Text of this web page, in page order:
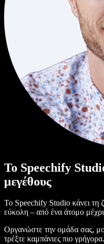
Το Speechify
μεγέθους
Το Speechify Studio κάνει τη
εύκολη – από ένα άτομο μέχρι
Οργανώστε την ομάδα σας,
τρέξτε καμπάνιες πιο γρήγορα.